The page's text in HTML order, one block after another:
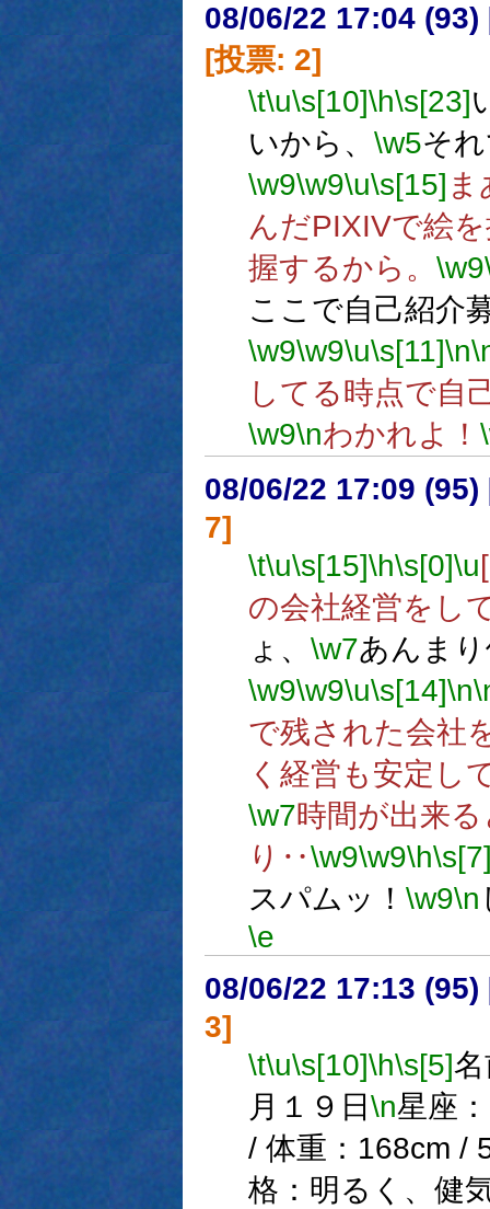
08/06/22 17:04 (93)
[投票: 2]
\t\u\s[10]\h\s[23]
いから、 \w5そ
\w9\w9\u\s[15] ま
んだPIXIVで絵
握するから。 \w9
ここで自己紹介
\w9\w9\u\s[11]\n
してる時点で自
\w9\nわかれよ！
08/06/22 17:09 (95)
7]
\t\u\s[15]\h\s[0]\u
の会社経営をし
ょ、 \w7あんま
\w9\w9\u\s[14]\n
で残された会社
く経営も安定し
\w7時間が出来
り‥\w9\w9\h
スパムッ！ \w9\n
\e
08/06/22 17:13 (95)
3]
\t\u\s[10]\h\s[5]
月１９日 \n星座
/ 体重：168cm /
格：明るく、健